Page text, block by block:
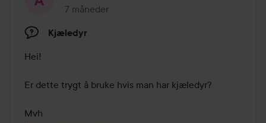
7 måneder
Innlegget ble opprettet 7 måneder
Kjæledyr
Hei!
Er dette trygt å bruke hvis man har kjæledyr?
Mvh